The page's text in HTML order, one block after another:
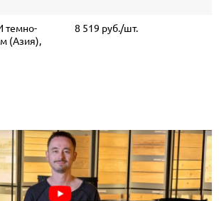
темно-
(Азия),
8 519 руб./шт.